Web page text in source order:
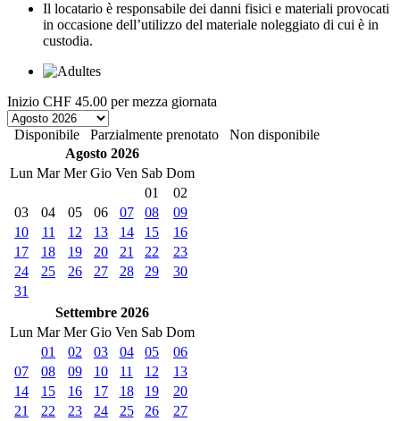
Il locatario è responsabile dei danni fisici e materiali provocati
in occasione dell’utilizzo del materiale noleggiato di cui è in
custodia.
Inizio CHF 45.00 per mezza giornata
Disponibile Parzialmente prenotato
Non disponibile
Agosto 2026
Lun Mar Mer Gio Ven Sab Dom
01
02
03
04 05 06 07 08
09
10
11 12 13 14 15
16
17
18 19 20 21 22
23
24
25 26 27 28 29
30
31
Settembre 2026
Lun Mar Mer Gio Ven Sab Dom
01
02 03 04 05
06
07
08 09 10 11 12
13
14
15 16 17 18 19
20
21
22 23 24 25 26
27